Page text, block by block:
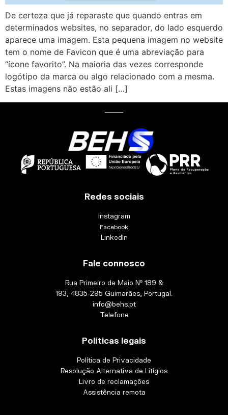
De certeza que já reparaste que quando entras em
determinados websites, no separador, do lado esquerdo
aparece uma imagem. Esta pequena imagem no website
tem o nome de Favicon que é uma abreviação para
“ícone favorito”. Na maioria das vezes corresponde
logótipo da marca ou algo relacionado com a mesma.
Estas imagens não estão ali […]
Redes sociais
Instagram
Facebook
LinkedIn
Fale connosco
Rua Primeiro de Maio Nº 189 &
193, 4835-295 Guimarães, Portugal.
info@behs.pt
Telefone
Políticas legais
Política de Privacidade
Resolução Alternativa de Litígios
Livro de reclamações
Assistência remota